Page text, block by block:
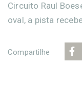
Circuito Raul
oval, a pista
Compartilhe